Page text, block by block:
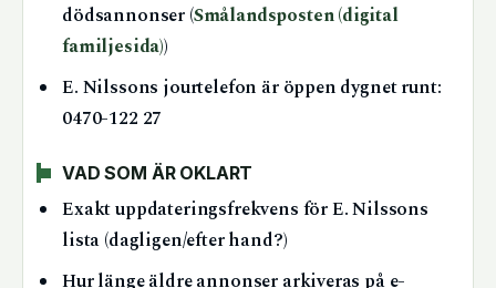
dödsannonser (Smålandsposten (digital
familjesida))
E. Nilssons jourtelefon är öppen dygnet runt:
0470-122 27
VAD SOM ÄR OKLART
Exakt uppdateringsfrekvens för E. Nilssons
lista (dagligen/efter hand?)
Hur länge äldre annonser arkiveras på e-